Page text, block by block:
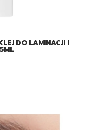
DO LAMINACJI I